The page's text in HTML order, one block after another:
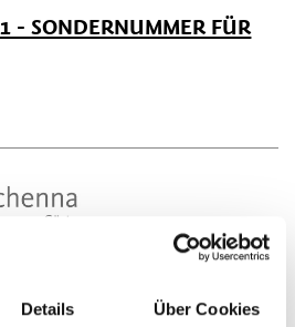
Details Über Cookies
- SONDERNUMMER FÜR